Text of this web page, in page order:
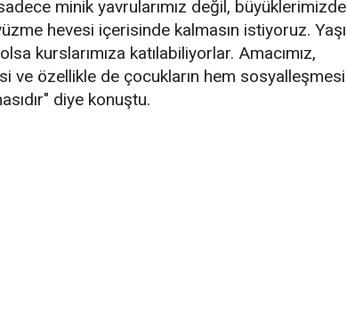
minik yavrularımız değil, büyüklerimizde
hevesi içerisinde kalmasın istiyoruz. Yaşı
kurslarımıza katılabiliyorlar. Amacımız,
ve özellikle de çocukların hem sosyalleşmesi
diye konuştu.